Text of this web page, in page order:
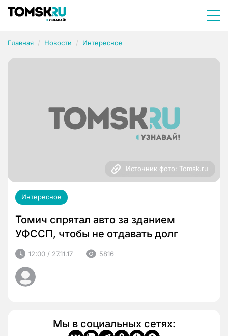
Главная Новости Интересное
Источник фото: Tomsk.ru
Интересное
Томич спрятал авто за зданием
УФССП, чтобы не отдавать долг
12:00 / 27.11.17 5816
Мы в социальных сетях: